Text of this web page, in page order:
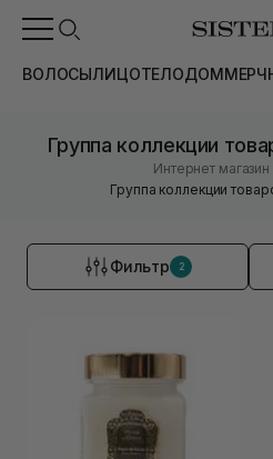
ВОЛОСЫЛИЦОТЕЛОДОММЕРЧ
Группа коллекции
Интернет
Группа коллекции
Фильтр 2